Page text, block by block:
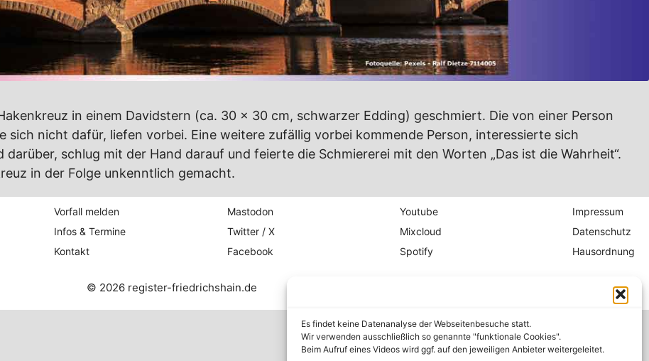
Es findet keine Datenanalyse der Webseitenbesuche statt.
Wir verwenden ausschließlich so genannte "funktionale Cookies".
Beim Aufruf eines Videos wird ggf. auf den jeweiligen Anbieter weitergeleitet.
in einem Davidstern (ca. 30 x 30 cm, schwarzer Edding) geschmiert. Die von einer Person
nicht dafür, liefen vorbei. Eine weitere zufällig vorbei kommende Person, interessierte sich
schlug mit der Hand darauf und feierte die Schmiererei mit den Worten „Das ist die Wahrheit“.
in der Folge unkenntlich gemacht.
Vorfall melden
Infos & Termine
Kontakt
Mastodon
Twitter / X
Facebook
Youtube
Mixcloud
Spotify
Impressum
Datenschutz
Hausordnung
© 2026 register-friedrichshain.de